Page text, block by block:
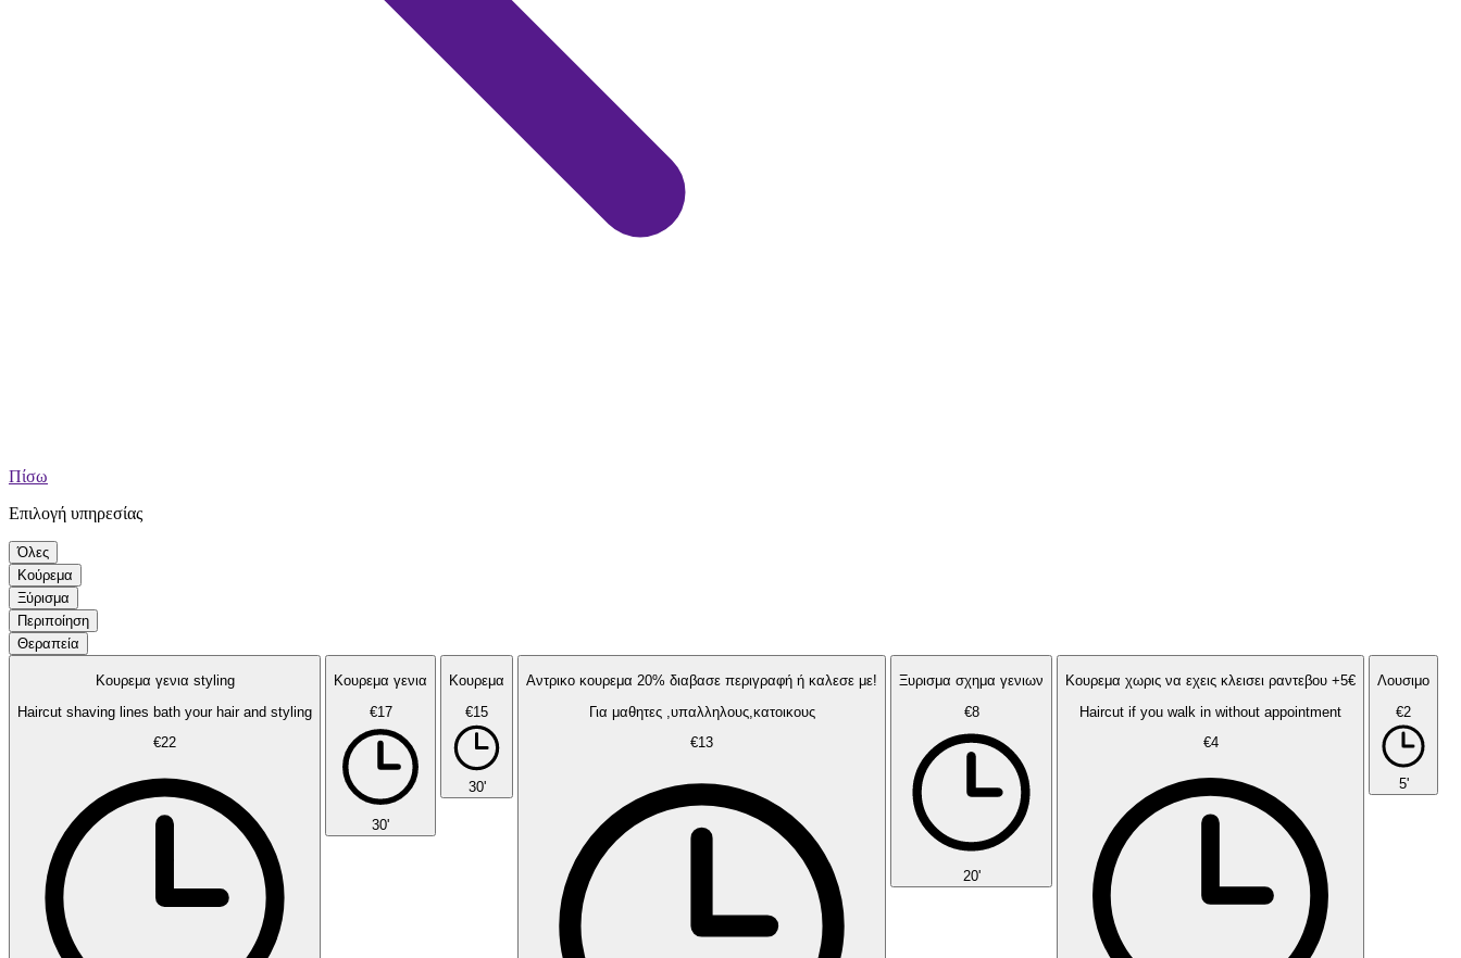
Πίσω
Επιλογή υπηρεσίας
Όλες
Κούρεμα
Ξύρισμα
Περιποίηση
Θεραπεία
Κουρεμα γενια styling
Haircut shaving lines bath your hair and styling
€22
Κουρεμα γενια
€17
30'
Κουρεμα
€15
30'
Αντρικο κουρεμα 20% διαβασε περιγραφή ή καλεσε με!
Για μαθητες ,υπαλληλους,κατοικους
€13
Ξυρισμα σχημα γενιων
€8
20'
Κουρεμα χωρις να εχεις κλεισει ραντεβου +5€
Haircut if you walk in without appointment
€4
Λουσιμο
€2
5'